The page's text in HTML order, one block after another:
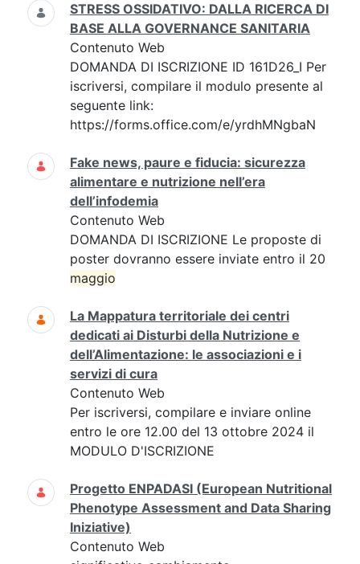
STRESS OSSIDATIVO: DALLA RICERCA DI
BASE ALLA GOVERNANCE SANITARIA
Contenuto Web
DOMANDA DI ISCRIZIONE ID 161D26_I Per
iscriversi, compilare il modulo presente al
seguente link:
https://forms.office.com/e/yrdhMNgbaN
Fake news, paure e fiducia: sicurezza
alimentare e nutrizione nell’era
dell’infodemia
Contenuto Web
DOMANDA DI ISCRIZIONE Le proposte di
poster dovranno essere inviate entro il 20
maggio
La Mappatura territoriale dei centri
dedicati ai Disturbi della Nutrizione e
dell’Alimentazione: le associazioni e i
servizi di cura
Contenuto Web
Per iscriversi, compilare e inviare online
entro le ore 12.00 del 13 ottobre 2024 il
MODULO D'ISCRIZIONE
Progetto ENPADASI (European Nutritional
Phenotype Assessment and Data Sharing
Iniziative)
Contenuto Web